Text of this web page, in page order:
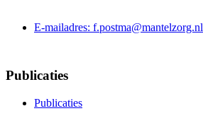
E-mailadres: f.postma@mantelzorg.nl
Publicaties
Publicaties